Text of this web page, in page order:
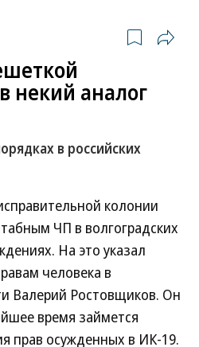
некий аналог
в российских
колонии
ЧП в волгоградских
На это указал
человека в
Валерий Ростовщиков. Он
время займется
прав осужденных в ИК-19.